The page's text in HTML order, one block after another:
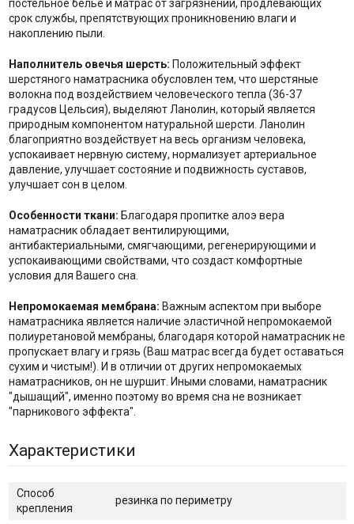
постельное бельё и матрас от загрязнений, продлевающих
срок службы, препятствующих проникновению влаги и
накоплению пыли.
Наполнитель овечья шерсть: Положительный эффект
шерстяного наматрасника обусловлен тем, что шерстяные
волокна под воздействием человеческого тепла (36-37
градусов Цельсия), выделяют Ланолин, который является
природным компонентом натуральной шерсти. Ланолин
благоприятно воздействует на весь организм человека,
успокаивает нервную систему, нормализует артериальное
давление, улучшает состояние и подвижность суставов,
улучшает сон в целом.
Особенности ткани: Благодаря пропитке алоэ вера
наматрасник обладает вентилирующими,
антибактериальными, смягчающими, регенерирующими и
успокаивающими свойствами, что создаст комфортные
условия для Вашего сна.
Непромокаемая мембрана: Важным аспектом при выборе
наматрасника является наличие эластичной непромокаемой
полиуретановой мембраны, благодаря которой наматрасник не
пропускает влагу и грязь (Ваш матрас всегда будет оставаться
сухим и чистым!). И в отличии от других непромокаемых
наматрасников, он не шуршит. Иными словами, наматрасник
"дышащий", именно поэтому во время сна не возникает
"парникового эффекта".
Характеристики
Способ
крепления
резинка по периметру